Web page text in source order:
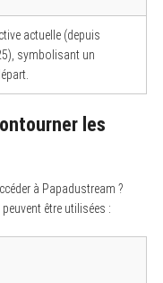
actuelle (depuis
symbolisant un
les
à Papadustream ?
être utilisées :